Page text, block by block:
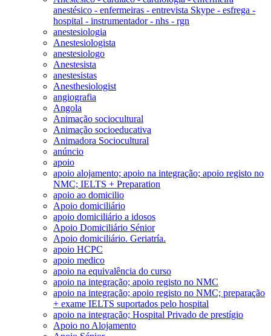
anestésico - enfermeiras - entrevista Skype - esfrega -
hospital - instrumentador - nhs - rgn
anestesiologia
Anestesiologista
anestesiologo
Anestesista
anestesistas
Anesthesiologist
angiografia
Angola
Animação sociocultural
Animação socioeducativa
Animadora Sociocultural
anúncio
apoio
apoio alojamento; apoio na integração; apoio registo no
NMC; IELTS + Preparation
apoio ao domicilio
Apoio domiciliário
apoio domiciliário a idosos
Apoio Domiciliário Sénior
Apoio domiciliário. Geriatría.
apoio HCPC
apoio medico
apoio na equivalência do curso
apoio na integração; apoio registo no NMC
apoio na integração; apoio registo no NMC; preparação
+ exame IELTS suportados pelo hospital
apoio na integração; Hospital Privado de prestígio
Apoio no Alojamento